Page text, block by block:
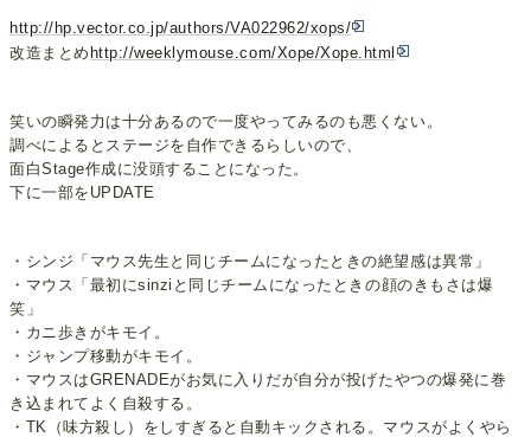
http://hp.vector.co.jp/authors/VA022962/xops/
改造まとめ http://weeklymouse.com/Xope/Xope.html
笑いの瞬発力は十分あるので一度やってみるのも悪くない。
調べによるとステージを自作できるらしいので、
面白Stage作成に没頭することになった。
下に一部をUPDATE
・シンジ「マウス先生と同じチームになったときの絶望感は異常」
・マウス「最初にsinziと同じチームになったときの顔のきもさは爆
笑」
・カニ歩きがキモイ。
・ジャンプ移動がキモイ。
・マウスはGRENADEがお気に入りだが自分が投げたやつの爆発に巻
き込まれてよく自殺する。
・TK（味方殺し）をしすぎると自動キックされる。マウスがよくやら